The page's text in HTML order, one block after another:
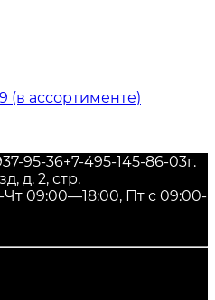
(в ассортименте)
95-36+7-495-145-86-03г.
д. 2, стр.
09:00—18:00, Пт с 09:00-